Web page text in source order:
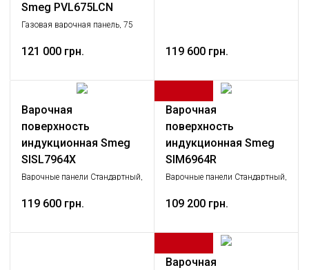
Smeg PVL675LCN
Газовая варочная панель, 75
прямой край
121 000 грн. 119 600 грн.
Варочная
поверхность
индукционная Smeg
SISL7964X
Варочные панели Стандартный,
119 600 грн.
Варочная
поверхность
индукционная Smeg
SIM6964R
Варочные панели Стандартный,
109 200 грн.
Варочная